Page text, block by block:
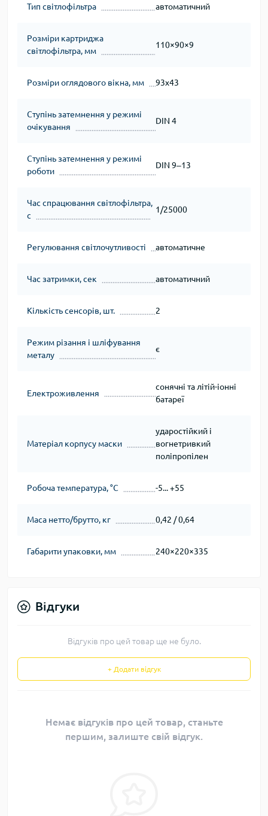
Тип світлофільтра автоматичний
Розміри картриджа
світлофільтра, мм
110×90×9
Розміри оглядового вікна, мм 93х43
Ступінь затемнення у режимі
очікування
DIN 4
Ступінь затемнення у режимі
роботи
DIN 9‒13
Час спрацювання світлофільтра,
с
1/25000
Регулювання світлочутливості автоматичне
Час затримки, сек автоматичний
Кількість сенсорів, шт. 2
Режим різання і шліфування
металу
є
Електроживлення
сонячні та літій-іонні
батареї
Матеріал корпусу маски
ударостійкий і
вогнетривкий
поліпропілен
Робоча температура, °C -5... +55
Маса нетто/брутто, кг 0,42 / 0,64
Габарити упаковки, мм 240×220×335
Відгуки
Відгуків про цей товар ще не було.
+ Додати відгук
Немає відгуків про цей товар, станьте
першим, залиште свій відгук.